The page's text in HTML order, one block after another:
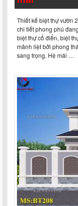
Thiết kế biệt thự vườn
chi tiết phong phú
biệt thự cổ điển, biệt
mãnh liệt bởi phong
sang trọng. Hệ mái …